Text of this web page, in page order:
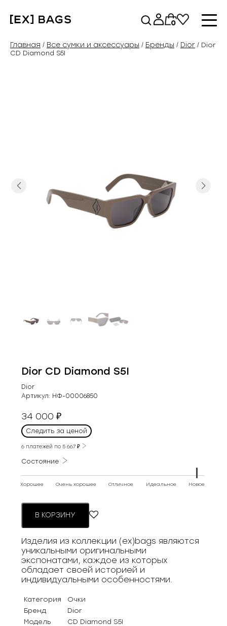
содержимому
0
Главная / Все сумки и аксессуары / Бренды / Dior / Dior
CD Diamond S5I
Previous Next
Dior CD Diamond S5I
Dior
Артикул: НФ-00006850
34 000₽
Следить за ценой
6 платежей по5 667₽
Состояние
Хорошее Очень хорошее Отличное Идеальное Новое
В КОРЗИНУ
Изделия из коллекции (ex)bags являются
уникальными оригинальными
экспонатами, каждое из которых
обладает своей историей и
индивидуальными особенностями.
Категория
Очки
Бренд
Dior
Модель
CD Diamond S5I